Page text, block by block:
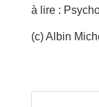
à lire :
(c) Albin